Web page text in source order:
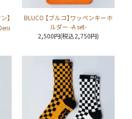
】
BLUCO 【ブルコ】ワッペンキーホ
ルダー -A set-
2,500円(税込2,750円)